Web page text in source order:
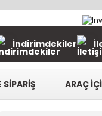
İndirimdekiler
SİPARİŞ ARAÇ